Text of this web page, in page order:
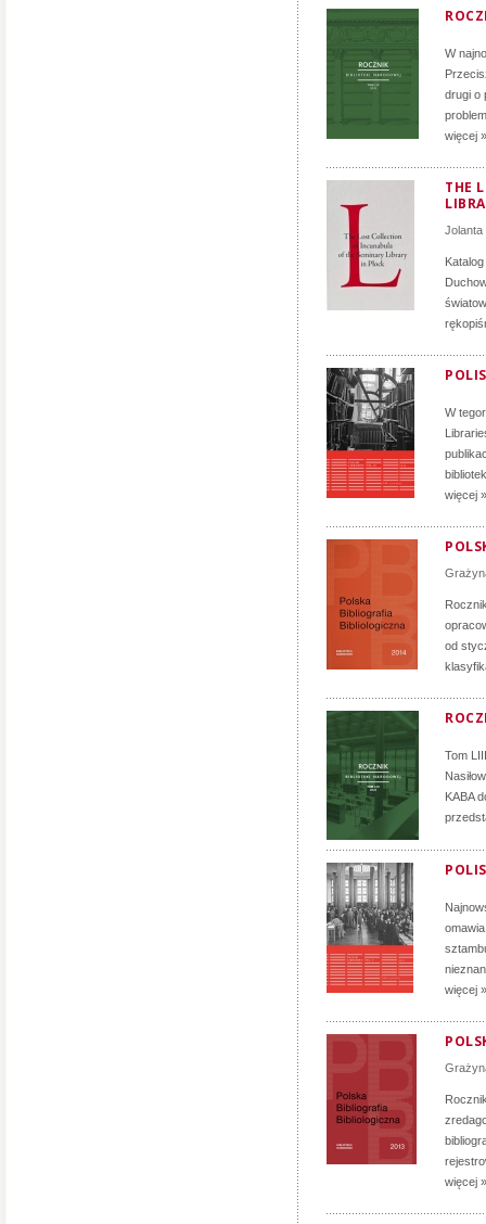
W
drugi o
więcej »
THE
Jolanta
W
więcej »
od
Tom
KABA
więcej »
więcej »